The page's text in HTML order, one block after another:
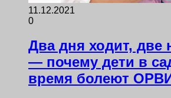
11.12.2021
0
Два дня ходит, две
— почему дети в
время болеют